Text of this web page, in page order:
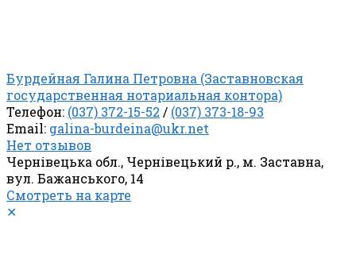
Бурдейная Галина Петровна (Заставновская
государственная нотариальная контора)
Телефон: (037) 372-15-52 / (037) 373-18-93
Email: galina-burdeina@ukr.net
Нет отзывов
Чернівецька обл., Чернівецький р., м. Заставна,
вул. Бажанського, 14
Смотреть на карте
✕